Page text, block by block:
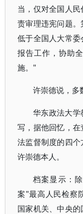
当，仅对全国人
责审理违宪问题
低于全国人大常
报告工作，协助
施。"
许崇德说，多
华东政法大
写，据他回忆，
法监督制度的四
许崇德本人。
档案显示：
案"最高人民检察
国家机关、中央